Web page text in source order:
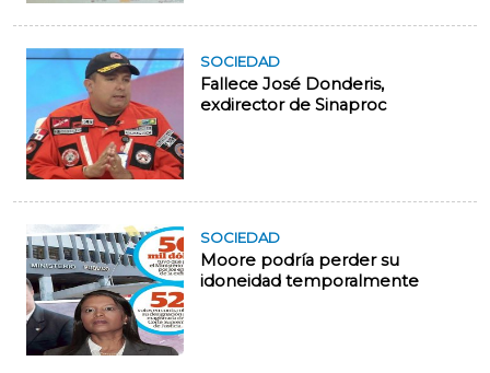
SOCIEDAD
Fallece José Donderis,
exdirector de Sinaproc
SOCIEDAD
Moore podría perder su
idoneidad temporalmente